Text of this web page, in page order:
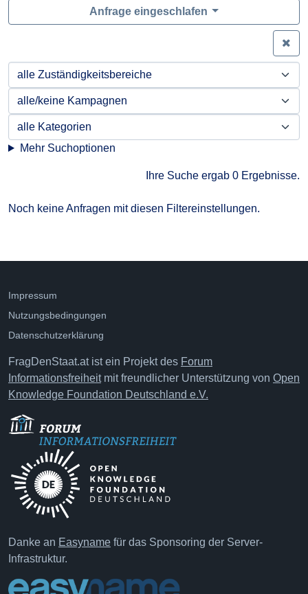
Anfrage eingeschlafen
Mehr Suchoptionen
Ihre Suche ergab 0 Ergebnisse.
Noch keine Anfragen mit diesen Filtereinstellungen.
Impressum
Nutzungsbedingungen
Datenschutzerklärung
FragDenStaat.at ist ein Projekt des Forum
Informationsfreiheitmit freundlicher Unterstützung von Open
Knowledge Foundation Deutschland e.V.
Danke an Easyname für das Sponsoring der Server-
Infrastruktur.